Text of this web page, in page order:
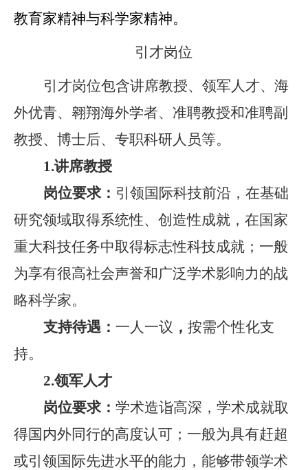
教育家精神与科学家精神。
引才岗位
引才岗位包含讲席教授、 领军人才、 海
外优青、翱翔海外学者、准聘教授和准聘副
教授、博士后、 专职科研人员等。
1.讲席教授
岗位要求： 引领国际科技前沿，在基础
研究领域取得系统性、创造性成就，在国家
重大科技任务中取得标志性科技成就 ； 一般
为享有很高社会声誉和广泛学术影响力的战
略科学家。
支持待遇： 一人一议 ， 按需个性化支
持。
2.领军人才
岗位要求： 学术造诣高深 ， 学术成就取
得国内外同行的高度认可； 一般为具有赶超
或引领国际先进水平的能力，能够带领学术